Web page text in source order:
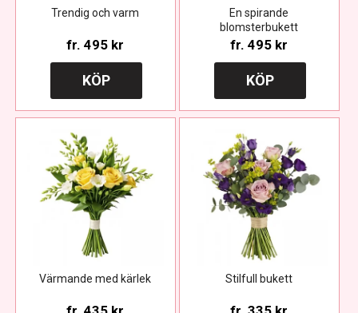
Trendig och varm
fr. 495 kr
KÖP
En spirande
blomsterbukett
fr. 495 kr
KÖP
Värmande med kärlek Stilfull bukett